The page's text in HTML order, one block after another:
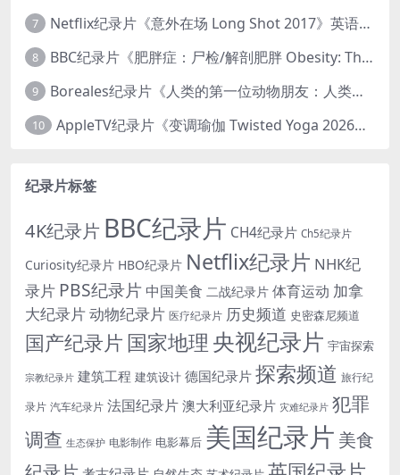
7 Netflix纪录片《意外在场 Long Shot 2017》英语中字 720P/NKV/1.06GB 美国谋杀误判案件
8 BBC纪录片《肥胖症：尸检/解剖肥胖 Obesity: The Post Mortem 2016》英语中英双字 无水印纯净版 1080P/MKV/1.03G
9 Boreales纪录片《人类的第一位动物朋友：人类和狗的神奇故事 Man’s First Friend 2018》英语中英双字 1080P/MP4/1.8G 狗的神奇故事
10 AppleTV纪录片《变调瑜伽 Twisted Yoga 2026》全3集 英语中英双字 无水印纯净版 1080P/MKV/10G 瑜伽大师背后的真相
纪录片标签
4K纪录片 BBC纪录片 CH4纪录片 Ch5纪录片
Curiosity纪录片 HBO纪录片 Netflix纪录片 NHK纪
录片 PBS纪录片 中国美食 二战纪录片 体育运动 加拿
大纪录片动物纪录片 医疗纪录片 历史频道 史密森尼频道
国产纪录片 国家地理 央视纪录片 宇宙探索
宗教纪录片 建筑工程 建筑设计 德国纪录片 探索频道 旅行纪
录片 汽车纪录片 法国纪录片 澳大利亚纪录片 灾难纪录片 犯罪
调查 生态保护 电影制作 电影幕后 美国纪录片 美食